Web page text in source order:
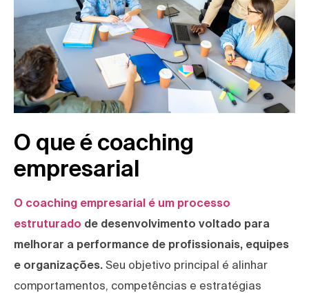
O que é coaching
empresarial
O coaching empresarial é um processo
estruturado de desenvolvimento voltado para
melhorar a performance de profissionais, equipes
e organizações. Seu objetivo principal é alinhar
comportamentos, competências e estratégias